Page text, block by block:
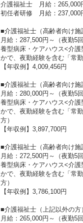
介護福祉士 月給：265,000
初任者研修 月給：237,000
■介護福祉士（高齢者向け
月給：287,500円～（夜勤5
養型病床・ケアハウス<介
かで、夜勤経験を含む「常
【年収例】4,009,456円
■介護福祉士（高齢者向け
月給：280,000円～（夜勤5
養型病床・ケアハウス<介
かで、夜勤経験を含む「常
方）
【年収例】3,897,700円
■介護福祉士（高齢者向け
月給：272,500円～（夜勤5
養型病床・ケアハウス<介
かで、夜勤経験を含む「常
方）
【年収例】3,786,100円
■介護福祉士（上記以外の方
月給：265,000円～（夜勤5